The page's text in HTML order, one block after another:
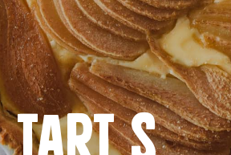
Proizvodi
Recepti
Priča o ABC
Novosti
Tart s